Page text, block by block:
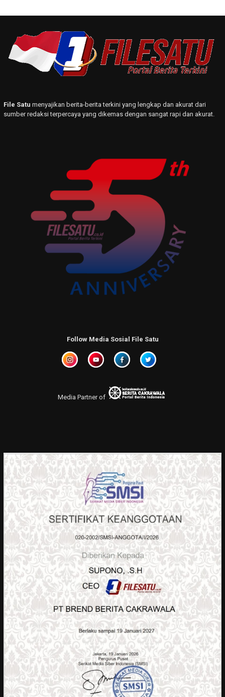
File Satu menyajikan berita-berita terkini yang lengkap dan akurat dari
sumber redaksi terpercaya yang dikemas dengan sangat rapi dan akurat.
Follow Media Sosial File Satu
Media Partner of